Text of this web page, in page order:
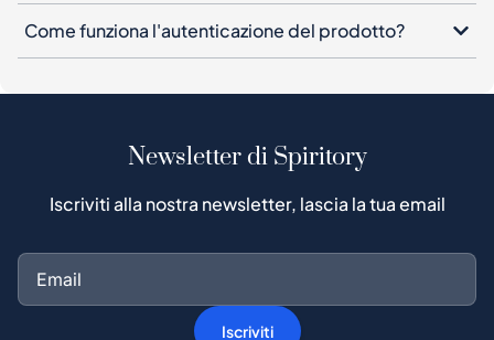
Come funziona l'autenticazione del prodotto?
Newsletter di Spiritory
Iscriviti alla nostra newsletter, lascia la tua email
Iscriviti